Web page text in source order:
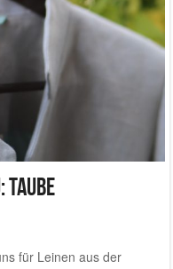
für Leinen aus der